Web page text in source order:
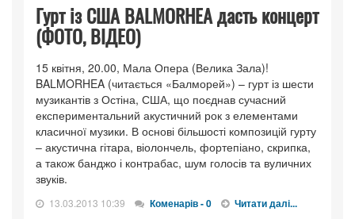
Гурт із США BALMORHEA дасть концерт
(ФОТО, ВІДЕО)
15 квітня, 20.00, Мала Опера (Велика Зала)!
BALMORHEA (читається «Балморей») – гурт із шести
музикантів з Остіна, США, що поєднав сучасний
експериментальний акустичний рок з елементами
класичної музики. В основі більшості композицій гурту
– акустична гітара, віолончель, фортепіано, скрипка,
а також банджо і контрабас, шум голосів та вуличних
звуків.
13.03.2013 10:39 Коменарів - 0 Читати далі...